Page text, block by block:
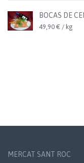
BOCAS DE
49,90 € / kg
MERCAT SANT ROC